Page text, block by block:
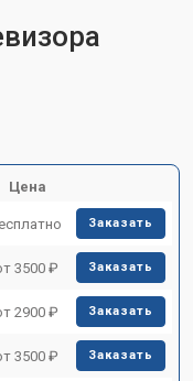
Цена
Заказать
3500 ₽ Заказать
2900 ₽ Заказать
3500 ₽ Заказать